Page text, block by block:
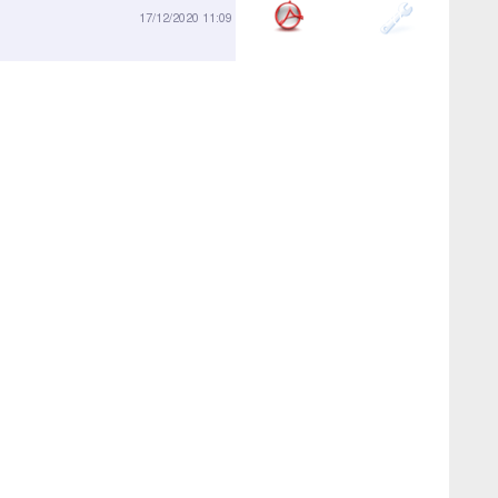
17/12/2020 11:09 3150-01